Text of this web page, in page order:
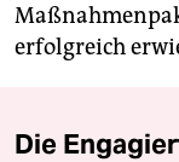
erfolgreich
Die